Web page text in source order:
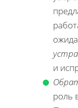
и
роль